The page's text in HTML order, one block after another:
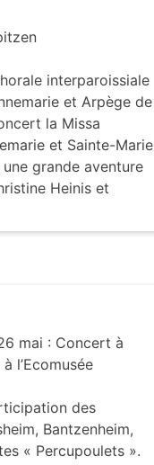
interparoissiale
et Arpège de
la Missa
et Sainte-Marie
grande aventure
Heinis et
mai : Concert à
l’Ecomusée
des
Bantzenheim,
« Percupoulets ».